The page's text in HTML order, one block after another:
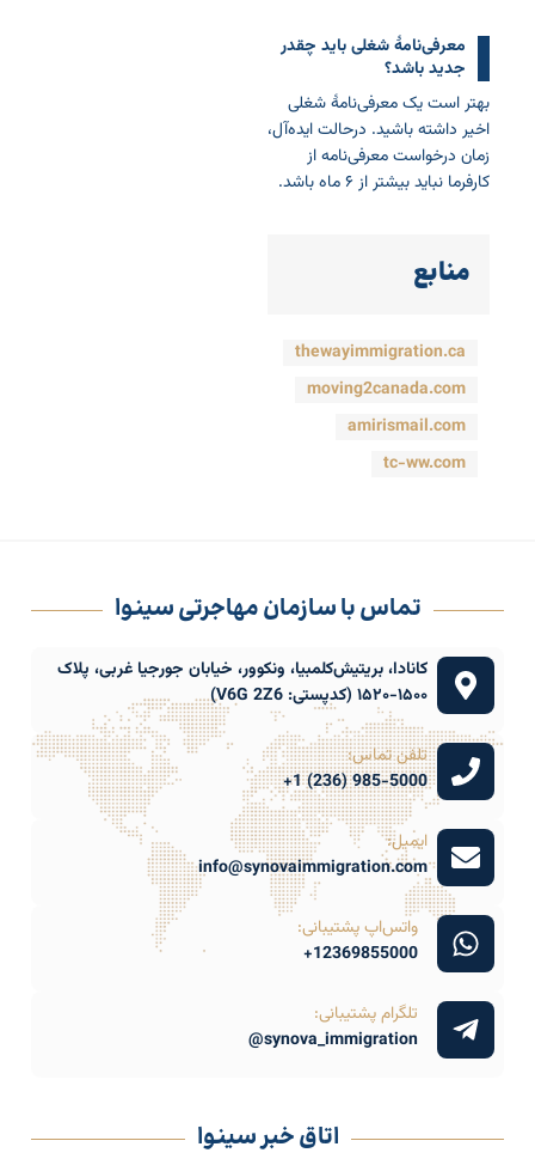
معرفی‌نامۀ شغلی باید چقدر
جدید باشد؟
بهتر است یک معرفی‌نامۀ شغلی
اخیر داشته باشید. درحالت ایده‌آل،
زمان درخواست معرفی‌نامه از
کارفرما نباید بیشتر از ۶ ماه باشد.
منابع
thewayimmigration.ca
moving2canada.com
amirismail.com
tc-ww.com
تماس با سازمان مهاجرتی سینوا
کانادا، بریتیش‌کلمبیا، ونکوور، خیابان جورجیا غربی، پلاک
۱۵۰۰-۱۵۲۰ (کدپستی: V6G 2Z6)
تلفن تماس:
985-5000 (236) 1+
ایمیل:
info@synovaimmigration.com
واتس‌اپ پشتیبانی:
12369855000+
تلگرام پشتیبانی:
synova_immigration@
اتاق خبر سینوا